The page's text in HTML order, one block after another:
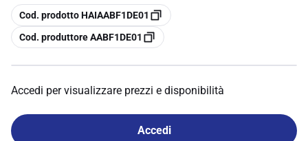
copia
Cod. prodotto HAIAABF1DE01
copia
Cod. produttore AABF1DE01
Accedi per visualizzare prezzi e disponibilità
Accedi